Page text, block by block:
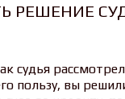
РЕШЕНИЕ
судья
пользу, вы